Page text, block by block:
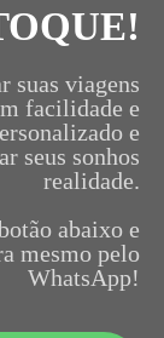
suas viagens
facilidade e
e
seus sonhos
realidade.
abaixo e
mesmo pelo
WhatsApp!